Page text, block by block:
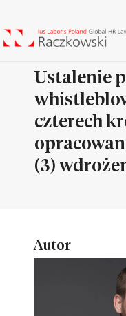
Ustalenie
czterech
(3)
Autor